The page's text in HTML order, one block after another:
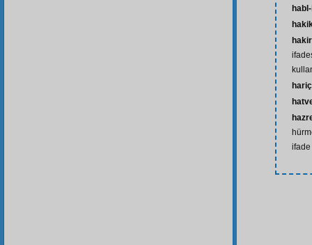
hakir
hariç
ifade